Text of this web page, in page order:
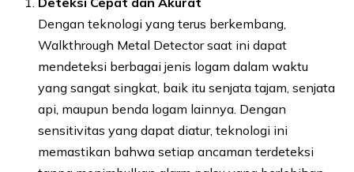
Dengan teknologi yang terus berkembang,
Walkthrough Metal Detector saat ini dapat
mendeteksi berbagai jenis logam dalam waktu
yang sangat singkat, baik itu senjata tajam, senjata
api, maupun benda logam lainnya. Dengan
sensitivitas yang dapat diatur, teknologi ini
memastikan bahwa setiap ancaman terdeteksi